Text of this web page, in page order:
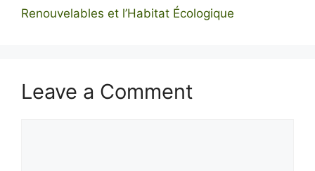
Renouvelables et l’Habitat Écologique
Leave a Comment